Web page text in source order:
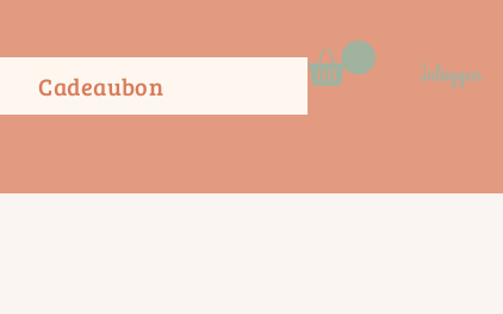
Cadeaubon Inloggen